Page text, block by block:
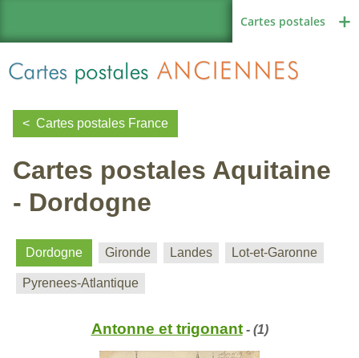
Cartes postales
Région de France
Autres pays
Cartes postales France
Cartes postales Aquitaine
- Dordogne
Dordogne Gironde Landes Lot-et-Garonne
Pyrenees-Atlantique
Antonne et trigonant- (1)